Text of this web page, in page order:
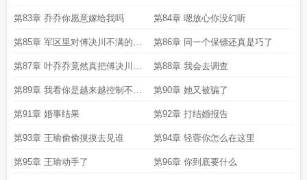
第83章 乔乔你愿意嫁给我吗 第84章 嗯放心你没幻听
第85章 军区里对傅决川不满的女
同志们
第86章 同一个保镖还真是巧了
第87章 叶乔乔竟然真把傅决川拿
下了
第88章 我会去调查
第89章 我看你是越来越控制不住
自己了
第90章 她又被骗了
第91章 婚事结果 第92章 打结婚报告
第93章 王瑜偷偷摸摸去见谁 第94章 轻蓉你怎么在这里
第95章 王瑜动手了 第96章 你到底要什么